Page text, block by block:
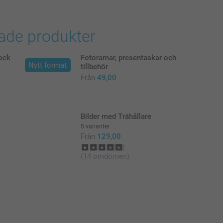
produkter
Nytt format
Fotoramar, presentaskar och
tillbehör
Från 49,00
Bilder med Trähållare
5 varianter
Från 129,00
(14 omdömen)